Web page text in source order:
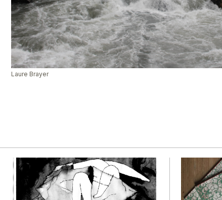
Laure Brayer